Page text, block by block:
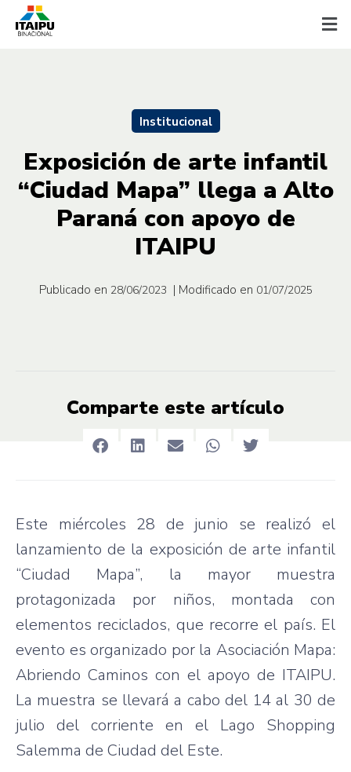
Institucional
Exposición de arte infantil
“Ciudad Mapa” llega a Alto
Paraná con apoyo de
ITAIPU
Publicado en 28/06/2023 | Modificado en 01/07/2025
Comparte este artículo
Este miércoles 28 de junio se realizó el
lanzamiento de la exposición de arte infantil
“Ciudad Mapa”, la mayor muestra
protagonizada por niños, montada con
elementos reciclados, que recorre el país. El
evento es organizado por la Asociación Mapa:
Abriendo Caminos con el apoyo de ITAIPU.
La muestra se llevará a cabo del 14 al 30 de
julio del corriente en el Lago Shopping
Salemma de Ciudad del Este.